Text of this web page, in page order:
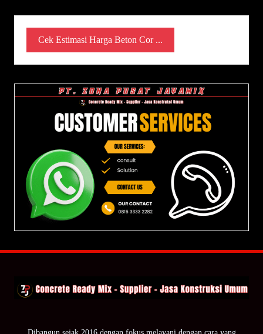
Cek Estimasi Harga Beton Cor ...